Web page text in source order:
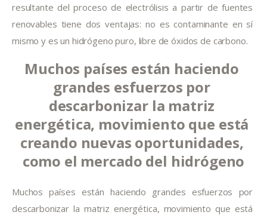
resultante del proceso de electrólisis a partir de fuentes
renovables tiene dos ventajas: no es contaminante en sí
mismo y es un hidrógeno puro, libre de óxidos de carbono.
Muchos países están haciendo
grandes esfuerzos por
descarbonizar la matriz
energética, movimiento que está
creando nuevas oportunidades,
como el mercado del hidrógeno
Muchos países están haciendo grandes esfuerzos por
descarbonizar la matriz energética, movimiento que está